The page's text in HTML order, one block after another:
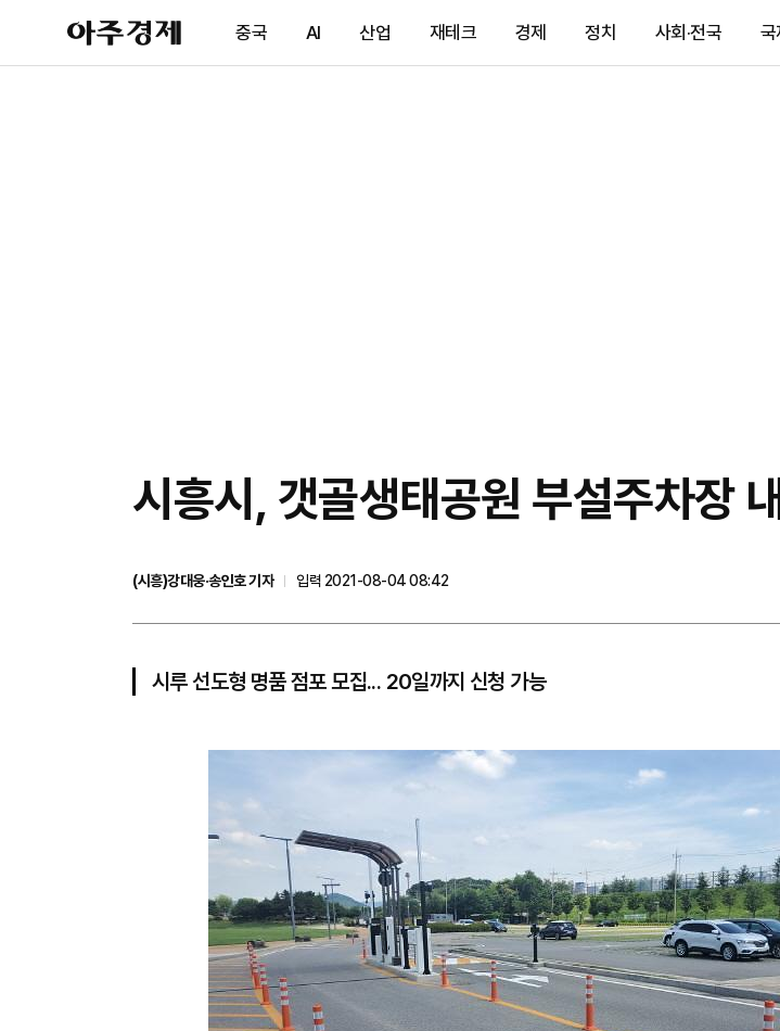
아
주
제
중국 AI 산업 재테크 경제 정치 사회·전국 국
시흥시, 갯골생태공원 부설주차장
(시흥)강대웅·송인호 기자
입력 2021-08-04 08:42
시루 선도형 명품 점포 모집... 20일까지 신청 가능